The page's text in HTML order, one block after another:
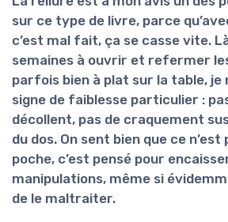
sur ce type de livre, parce
c’est mal fait, ça se casse vite.
semaines à ouvrir et refermer
parfois bien à plat sur la table, je
signe de faiblesse particulier :
décollent, pas de craquement
du dos. On sent bien que ce
poche, c’est pensé pour
manipulations, même si
de le maltraiter.